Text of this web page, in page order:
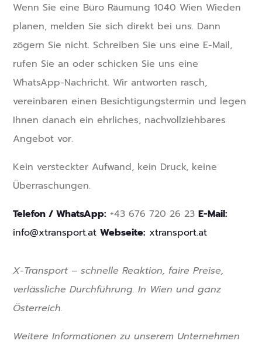
Wenn Sie eine Büro Räumung 1040 Wien Wieden
planen, melden Sie sich direkt bei uns. Dann
zögern Sie nicht. Schreiben Sie uns eine E-Mail,
rufen Sie an oder schicken Sie uns eine
WhatsApp-Nachricht. Wir antworten rasch,
vereinbaren einen Besichtigungstermin und legen
Ihnen danach ein ehrliches, nachvollziehbares
Angebot vor.
Kein versteckter Aufwand, kein Druck, keine
Überraschungen.
Telefon / WhatsApp: +43 676 720 26 23 E-Mail:
info@xtransport.at Webseite: xtransport.at
X-Transport – schnelle Reaktion, faire Preise,
verlässliche Durchführung. In Wien und ganz
Österreich.
Weitere Informationen zu unserem Unternehmen